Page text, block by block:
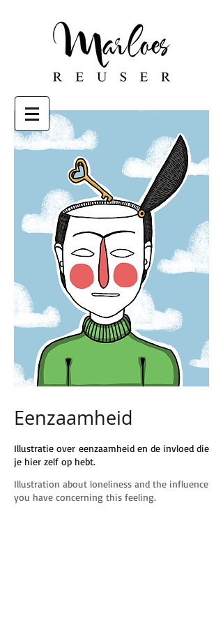
Eenzaamheid
Illustratie over eenzaamheid en de invloed die
je hier zelf op hebt.
Illustration about loneliness and the influence
you have concerning this feeling.